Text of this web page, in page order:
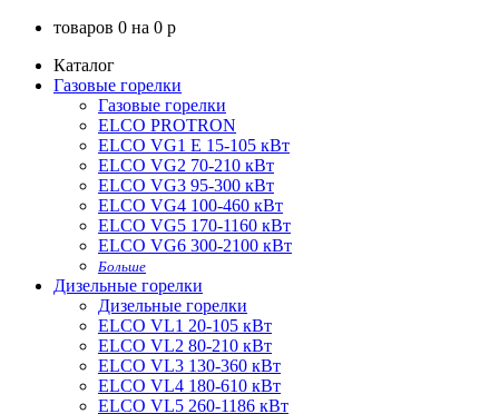
товаров 0 на 0 p
Каталог
Газовые горелки
Газовые горелки
ELCO PROTRON
ELCO VG1 E 15-105 кВт
ELCO VG2 70-210 кВт
ELCO VG3 95-300 кВт
ELCO VG4 100-460 кВт
ELCO VG5 170-1160 кВт
ELCO VG6 300-2100 кВт
Больше
Дизельные горелки
Дизельные горелки
ELCO VL1 20-105 кВт
ELCO VL2 80-210 кВт
ELCO VL3 130-360 кВт
ELCO VL4 180-610 кВт
ELCO VL5 260-1186 кВт